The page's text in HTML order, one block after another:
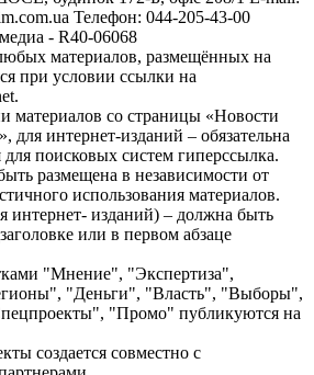
Телефон: 044-205-43-00
- R40-06068
материалов, размещённых на
при условии ссылки на
материалов со страницы «Новости
для интернет-изданий – обязательна
для поисковых систем гиперссылка.
размещена в независимости от
использования материалов.
интернет- изданий) – должна быть
или в первом абзаце
"Мнение", "Экспертиза",
"Деньги", "Власть", "Выборы",
"Промо" публикуются на
создается совместно с